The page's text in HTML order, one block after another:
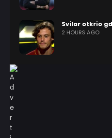
Svilar otkrio
2 HOURS AGO